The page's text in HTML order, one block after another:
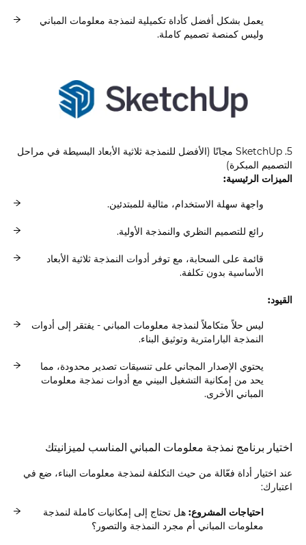
يعمل بشكل أفضل كأداة تكميلية لنمذجة معلومات المباني
وليس كمنصة تصميم كاملة.
5. SketchUp مجانًا (الأفضل للنمذجة ثلاثية الأبعاد البسيطة في مراحل
التصميم المبكرة)
الميزات الرئيسية:
واجهة سهلة الاستخدام، مثالية للمبتدئين.
رائع للتصميم النظري والنمذجة الأولية.
قائمة على السحابة، مع توفر أدوات النمذجة ثلاثية الأبعاد
الأساسية بدون تكلفة.
القيود:
ليس حلاً متكاملاً لنمذجة معلومات المباني - يفتقر إلى أدوات
النمذجة البارامترية وتوثيق البناء.
يحتوي الإصدار المجاني على تنسيقات تصدير محدودة، مما
يحد من إمكانية التشغيل البيني مع أدوات نمذجة معلومات
المباني الأخرى.
اختيار برنامج نمذجة معلومات المباني المناسب لميزانيتك
عند اختيار أداة فعّالة من حيث التكلفة لنمذجة معلومات البناء، ضع في
اعتبارك:
احتياجات المشروع: هل تحتاج إلى إمكانيات كاملة لنمذجة
معلومات المباني أم مجرد النمذجة والتصور؟